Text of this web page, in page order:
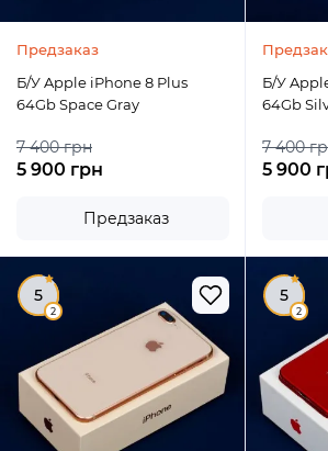
Предзаказ
Б/У Apple iPhone 8 Plus
64Gb Space Gray
7 400 грн
5 900 грн
Предзаказ
Б/У
64Gb
7 400
5 900
5
2
5
2